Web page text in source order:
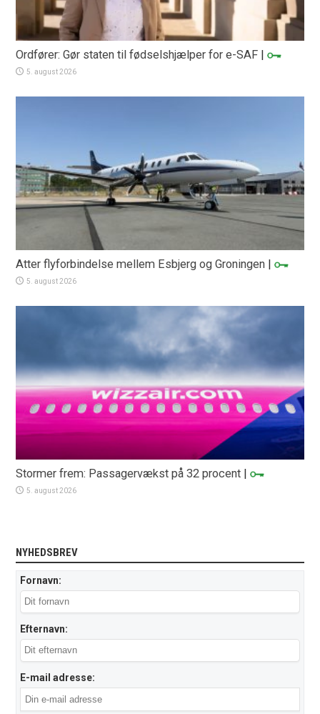
Ordfører: Gør staten til fødselshjælper for e-SAF |
5. august 2026
Atter flyforbindelse mellem Esbjerg og Groningen |
5. august 2026
Stormer frem: Passagervækst på 32 procent |
5. august 2026
NYHEDSBREV
Fornavn:
Efternavn:
E-mail adresse: